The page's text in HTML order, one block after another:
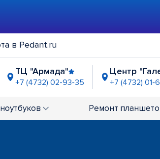
в Pedant.ru
ТЦ "Армада"
+7 (4732) 02-93-35
Центр
+7 (4732) 01-
+7 (4732) 02-60-81 +7
ноутбуков Ремонт